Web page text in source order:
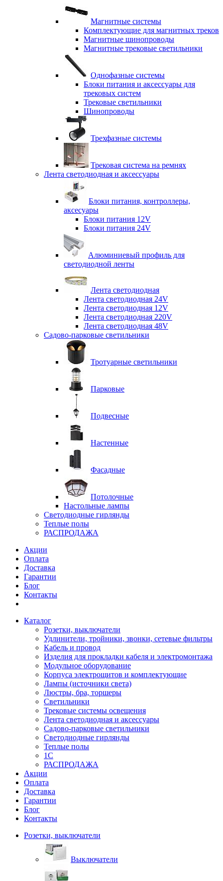
Магнитные системы
Комплектующие для магнитных треков
Магнитные шинопроводы
Магнитные трековые светильники
Однофазные системы
Блоки питания и аксессуары для
трековых систем
Трековые светильники
Шинопроводы
Трехфазные системы
Трековая система на ремнях
Лента светодиодная и аксессуары
Блоки питания, контроллеры,
аксесуары
Блоки питания 12V
Блоки питания 24V
Алюминиевый профиль для
светодиодной ленты
Лента светодиодная
Лента светодиодная 24V
Лента светодиодная 12V
Лента светодиодная 220V
Лента светодиодная 48V
Садово-парковые светильники
Тротуарные светильники
Парковые
Подвесные
Настенные
Фасадные
Потолочные
Настольные лампы
Светодиодные гирлянды
Теплые полы
РАСПРОДАЖА
Акции
Оплата
Доставка
Гарантии
Блог
Контакты
Каталог
Розетки, выключатели
Удлинители, тройники, звонки, сетевые фильтры
Кабель и провод
Изделия для прокладки кабеля и электромонтажа
Модульное оборудование
Корпуса электрощитов и комплектующие
Лампы (источники света)
Люстры, бра, торшеры
Светильники
Трековые системы освещения
Лента светодиодная и аксессуары
Садово-парковые светильники
Светодиодные гирлянды
Теплые полы
1С
РАСПРОДАЖА
Акции
Оплата
Доставка
Гарантии
Блог
Контакты
Розетки, выключатели
Выключатели